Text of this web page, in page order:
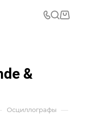
&
Осциллографы —